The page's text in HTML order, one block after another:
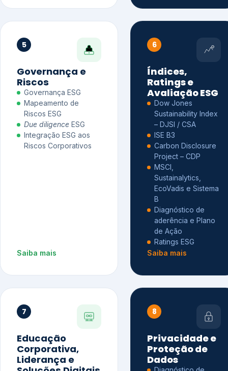
5
Governança e
Riscos
Governança ESG
Mapeamento de
Riscos ESG
Due diligence ESG
Integração ESG aos
Riscos Corporativos
Saiba mais
6
Índices,
Ratings e
Avaliação ESG
Dow Jones
Sustainability Index
– DJSI / CSA
ISE B3
Carbon Disclosure
Project – CDP
MSCI,
Sustainalytics,
EcoVadis e Sistema
B
Diagnóstico de
aderência e Plano
de Ação
Ratings ESG
Saiba mais
7
Educação
Corporativa,
Liderança e
8
Privacidade e
Proteção de
Dados